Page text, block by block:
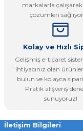
Ürün fiyatı diğer
Bu ürüne benzer
markalarla
çözümleri
Kolay ve Hızlı
Gelişmiş e-ticaret
ihtiyacınız olan
bulun ve kolayca
Pratik alışveriş
sunuyoruz!
İletişim Bilgileri